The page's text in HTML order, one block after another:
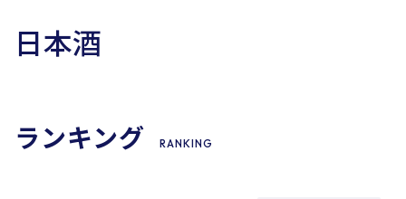
日本酒
ランキング RANKING